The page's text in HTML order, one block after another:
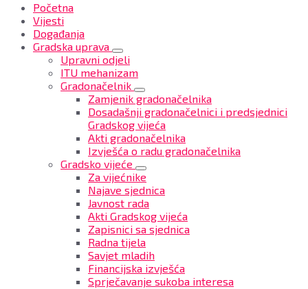
Početna
Vijesti
Događanja
Gradska uprava
Upravni odjeli
ITU mehanizam
Gradonačelnik
Zamjenik gradonačelnika
Dosadašnji gradonačelnici i predsjednici
Gradskog vijeća
Akti gradonačelnika
Izvješća o radu gradonačelnika
Gradsko vijeće
Za vijećnike
Najave sjednica
Javnost rada
Akti Gradskog vijeća
Zapisnici sa sjednica
Radna tijela
Savjet mladih
Financijska izvješća
Sprječavanje sukoba interesa